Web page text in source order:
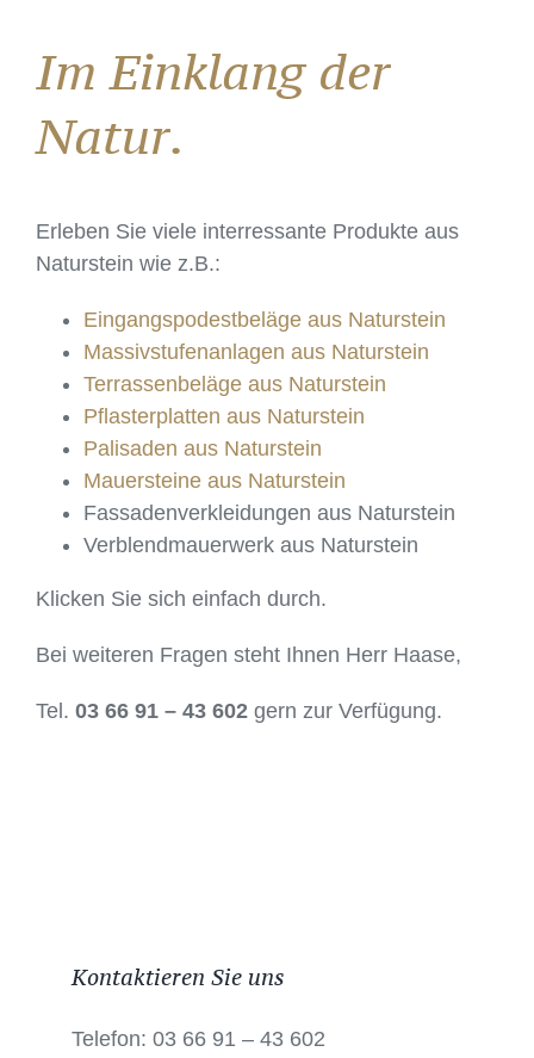
Im Einklang der
Natur.
Erleben Sie viele interressante Produkte aus
Naturstein wie z.B.:
Eingangspodestbeläge aus Naturstein
Massivstufenanlagen aus Naturstein
Terrassenbeläge aus Naturstein
Pflasterplatten aus Naturstein
Palisaden aus Naturstein
Mauersteine aus Naturstein
Fassadenverkleidungen aus Naturstein
Verblendmauerwerk aus Naturstein
Klicken Sie sich einfach durch.
Bei weiteren Fragen steht Ihnen Herr Haase,
Tel. 03 66 91 – 43 602 gern zur Verfügung.
Kontaktieren Sie uns
Telefon: 03 66 91 – 43 602